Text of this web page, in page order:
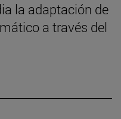
la adaptación de
a través del